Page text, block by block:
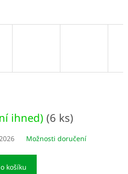
ihned) (6 ks)
Možnosti doručení
košíku